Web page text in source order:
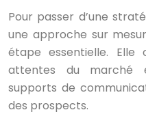
Pour passer d’une
une approche sur
étape essentielle.
attentes du marché
supports de
des prospects.